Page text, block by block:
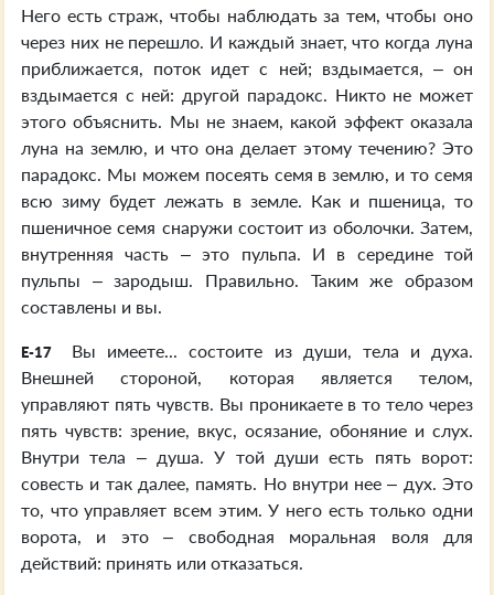
Него есть страж, чтобы наблюдать за тем, чтобы оно
через них не перешло. И каждый знает, что когда луна
приближается, поток идет с ней; вздымается, – он
вздымается с ней: другой парадокс. Никто не может
этого объяснить. Мы не знаем, какой эффект оказала
луна на землю, и что она делает этому течению? Это
парадокс. Мы можем посеять семя в землю, и то семя
всю зиму будет лежать в земле. Как и пшеница, то
пшеничное семя снаружи состоит из оболочки. Затем,
внутренняя часть – это пульпа. И в середине той
пульпы – зародыш. Правильно. Таким же образом
составлены и вы.
E-17
Вы имеете... состоите из души, тела и духа.
Внешней стороной, которая является телом,
управляют пять чувств. Вы проникаете в то тело через
пять чувств: зрение, вкус, осязание, обоняние и слух.
Внутри тела – душа. У той души есть пять ворот:
совесть и так далее, память. Но внутри нее – дух. Это
то, что управляет всем этим. У него есть только одни
ворота, и это – свободная моральная воля для
действий: принять или отказаться.